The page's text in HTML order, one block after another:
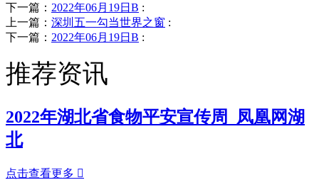
下一篇： 2022年06月19日B :
上一篇： 深圳五一勾当世界之窗 :
下一篇： 2022年06月19日B :
推荐资讯
2022年湖北省食物平安宣传周_凤凰网湖
北
点击查看更多 